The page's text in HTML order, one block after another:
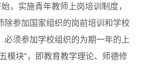
，实施青年教师上岗培训制度，
除参加国家组织的岗前培训和学校
必须参加学校组织的为期一年的上
模块”，即教育教学理论、师德修